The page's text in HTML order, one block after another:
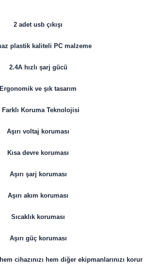
2 adet usb çıkışı
plastik kaliteli PC malzeme
2.4A hızlı şarj gücü
Ergonomik ve şık tasarım
Farklı Koruma Teknolojisi
Aşırı voltaj koruması
Kısa devre koruması
Aşırı şarj koruması
Aşırı akım koruması
Sıcaklık koruması
Aşırı güç koruması
cihazınızı hem diğer ekipmanlarınızı korur